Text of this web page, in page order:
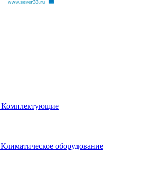
Комплектующие
Климатическое оборудование